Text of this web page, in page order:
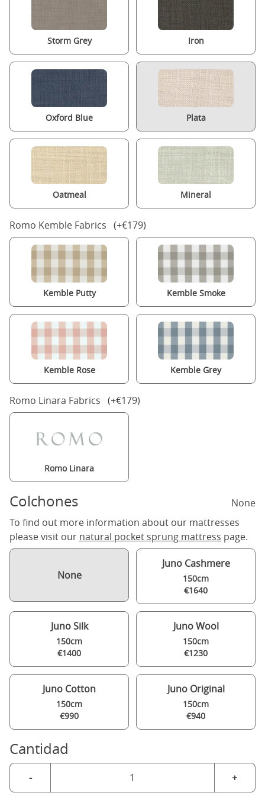
Storm Grey Iron
Oxford Blue Plata
Oatmeal Mineral
Romo Kemble Fabrics (+€179)
Kemble Putty Kemble Smoke
Kemble Rose Kemble Grey
Romo Linara Fabrics (+€179)
Romo Linara
Colchones
None
To find out more information about our mattresses
please visit our natural pocket sprung mattress page.
None
Juno Cashmere
150cm
€1640
Juno Silk
150cm
€1400
Juno Wool
150cm
€1230
Juno Cotton
150cm
€990
Juno Original
150cm
€940
Cantidad
- +